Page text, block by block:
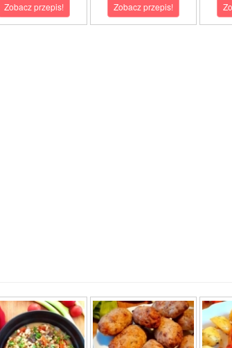
Zobacz przepis! Zobacz przepis!